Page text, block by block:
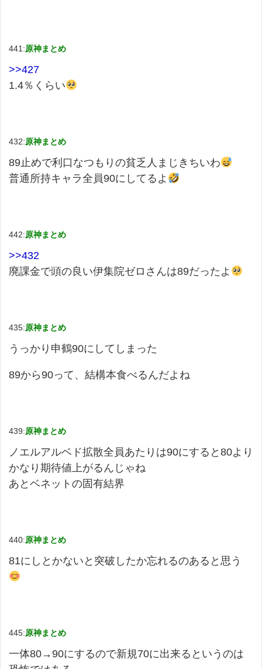
441:原神まとめ
>>427
1.4％くらい
432:原神まとめ
89止めで利口なつもりの貧乏人まじきちいわ
普通所持キャラ全員90にしてるよ
442:原神まとめ
>>432
廃課金で頭の良い伊集院ゼロさんは89だったよ
435:原神まとめ
うっかり申鶴90にしてしまった
89から90って、結構本食べるんだよね
439:原神まとめ
ノエルアルベド拡散全員あたりは90にすると80より
かなり期待値上がるんじゃね
あとベネットの固有結界
440:原神まとめ
81にしとかないと突破したか忘れるのあると思う
445:原神まとめ
一体80→90にするので新規70に出来るというのは